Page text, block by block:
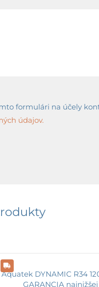
formulári na účely
údajov.
Aquatek DYNAMIC R34
GARANCIA